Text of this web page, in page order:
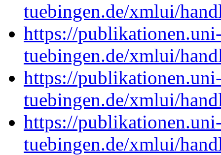
tuebingen.de/xmlui/
https://
tuebingen.de/xmlui/
https://
tuebingen.de/xmlui/
https://
tuebingen.de/xmlui/